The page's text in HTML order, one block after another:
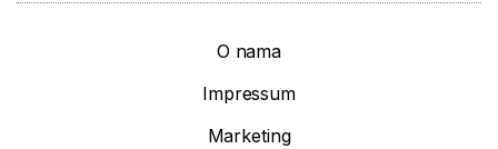
O nama
Impressum
Marketing